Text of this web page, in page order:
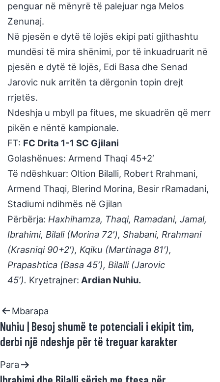
penguar në mënyrë të palejuar nga Melos
Zenunaj.
Në pjesën e dytë të lojës ekipi pati gjithashtu
mundësi të mira shënimi, por të inkuadruarit në
pjesën e dytë të lojës, Edi Basa dhe Senad
Jarovic nuk arritën ta dërgonin topin drejt
rrjetës.
Ndeshja u mbyll pa fitues, me skuadrën që merr
pikën e nëntë kampionale.
FT: FC Drita 1-1 SC Gjilani
Golashënues: Armend Thaqi 45+2′
Të ndëshkuar: Oltion Bilalli, Robert Rrahmani,
Armend Thaqi, Blerind Morina, Besir rRamadani,
Stadiumi ndihmës në Gjilan
Përbërja: Haxhihamza, Thaqi, Ramadani, Jamal,
Ibrahimi, Bilali (Morina 72′), Shabani, Rrahmani
(Krasniqi 90+2′), Kqiku (Martinaga 81′),
Prapashtica (Basa 45′), Bilalli (Jarovic
45′). Kryetrajner: Ardian Nuhiu.
Mbarapa
Nuhiu | Besoj shumë te potenciali i ekipit tim,
derbi një ndeshje për të treguar karakter
Para